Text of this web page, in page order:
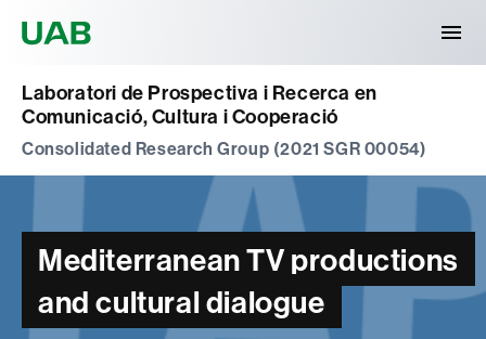
Laboratori de Prospectiva i Recerca en
Comunicació, Cultura i Cooperació
Consolidated Research Group (2021 SGR 00054)
Mediterranean TV productions
and cultural dialogue